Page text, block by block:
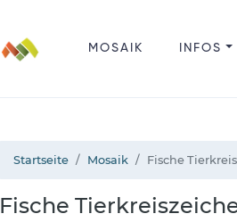
MOSAIK INFOS
Startseite Mosaik Fische
Fische